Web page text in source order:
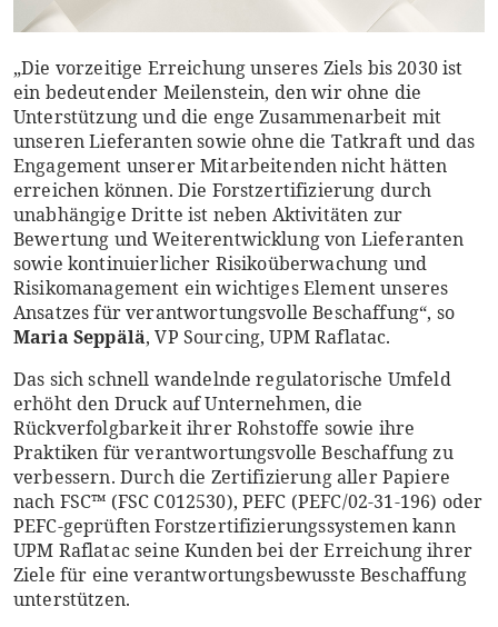
„Die vorzeitige Erreichung unseres Ziels bis 2030 ist
ein bedeutender Meilenstein, den wir ohne die
Unterstützung und die enge Zusammenarbeit mit
unseren Lieferanten sowie ohne die Tatkraft und das
Engagement unserer Mitarbeitenden nicht hätten
erreichen können. Die Forstzertifizierung durch
unabhängige Dritte ist neben Aktivitäten zur
Bewertung und Weiterentwicklung von Lieferanten
sowie kontinuierlicher Risikoüberwachung und
Risikomanagement ein wichtiges Element unseres
Ansatzes für verantwortungsvolle Beschaffung“, so
Maria Seppälä, VP Sourcing, UPM Raflatac.
Das sich schnell wandelnde regulatorische Umfeld
erhöht den Druck auf Unternehmen, die
Rückverfolgbarkeit ihrer Rohstoffe sowie ihre
Praktiken für verantwortungsvolle Beschaffung zu
verbessern. Durch die Zertifizierung aller Papiere
nach FSC™ (FSC C012530), PEFC (PEFC/02-31-196) oder
PEFC-geprüften Forstzertifizierungssystemen kann
UPM Raflatac seine Kunden bei der Erreichung ihrer
Ziele für eine verantwortungsbewusste Beschaffung
unterstützen.